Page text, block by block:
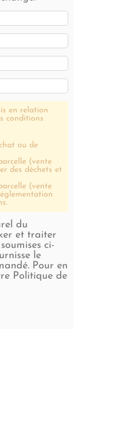
en relation
conditions
ou de
(vente
des déchets et
(vente
du
et traiter
ci-
le
Pour en
Politique de